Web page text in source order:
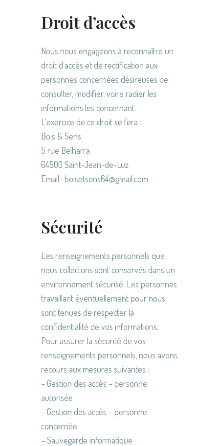
Droit d’accès
Nous nous engageons à reconnaître un
droit d’accès et de rectification aux
personnes concernées désireuses de
consulter, modifier, voire radier les
informations les concernant.
L’exercice de ce droit se fera :
Bois & Sens
5 rue Belharra
64500 Saint-Jean-de-Luz
Email : boisetsens64@gmail.com
Sécurité
Les renseignements personnels que
nous collectons sont conservés dans un
environnement sécurisé. Les personnes
travaillant éventuellement pour nous
sont tenues de respecter la
confidentialité de vos informations.
Pour assurer la sécurité de vos
renseignements personnels, nous avons
recours aux mesures suivantes :
– Gestion des accès – personne
autorisée
– Gestion des accès – personne
concernée
– Sauvegarde informatique